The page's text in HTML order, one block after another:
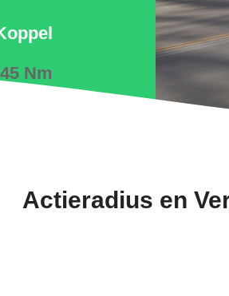
Nm
Actieradius en